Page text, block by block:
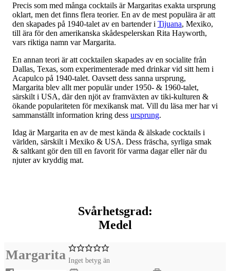
Precis som med många cocktails är Margaritas exakta ursprung
oklart, men det finns flera teorier. En av de mest populära är att
den skapades på 1940-talet av en bartender i Tijuana, Mexiko,
till ära för den amerikanska skådespelerskan Rita Hayworth,
vars riktiga namn var Margarita.
En annan teori är att cocktailen skapades av en socialite från
Dallas, Texas, som experimenterade med drinkar vid sitt hem i
Acapulco på 1940-talet. Oavsett dess sanna ursprung,
Margarita blev allt mer populär under 1950- & 1960-talet,
särskilt i USA, där den njöt av framväxten av tiki-kulturen &
ökande populariteten för mexikansk mat. Vill du läsa mer har vi
sammanställt information kring dess ursprung.
Idag är Margarita en av de mest kända & älskade cocktails i
världen, särskilt i Mexiko & USA. Dess fräscha, syrliga smak
& saltkant gör den till en favorit för varma dagar eller när du
njuter av kryddig mat.
Svårhetsgrad:
Medel
Margarita Inget betyg än